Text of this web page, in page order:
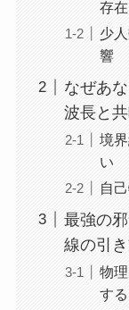
存在
少
響
なぜあ
波長と
境
い
自
最強の
線の引
物
する